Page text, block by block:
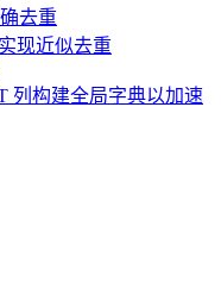
去重
现近似去重
列构建全局字典以加速